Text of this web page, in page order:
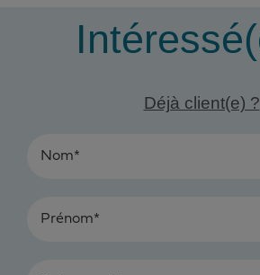
Déjà client(e) ?
Nom*
Prénom*